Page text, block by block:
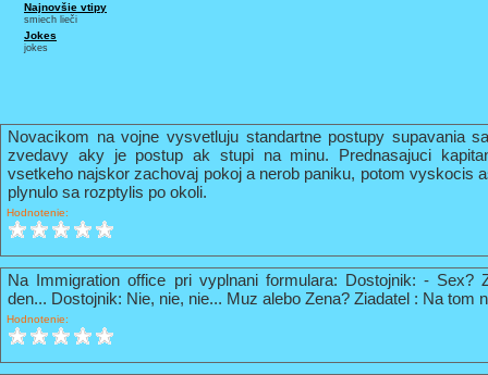
Najnovšie vtipy
smiech lieči
Jokes
jokes
Novacikom na vojne vysvetluju standartne postupy supavania
zvedavy aky je postup ak stupi na minu. Prednasajuci
vsetkeho najskor zachovaj pokoj a nerob paniku, potom vyskocis
plynulo sa rozptylis po okoli.
Hodnotenie:
Na Immigration office pri vyplnani formulara: Dostojnik: - Sex?
den... Dostojnik: Nie, nie, nie... Muz alebo Zena? Ziadatel : Na tom
Hodnotenie: